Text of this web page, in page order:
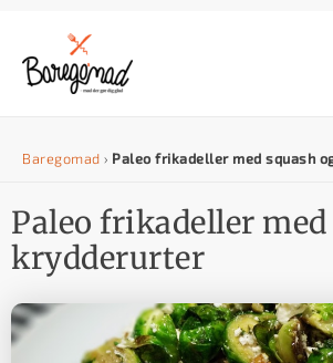
n
h
o
Baregomad › Paleo frikadeller med squash
Paleo frikadeller med
krydderurter